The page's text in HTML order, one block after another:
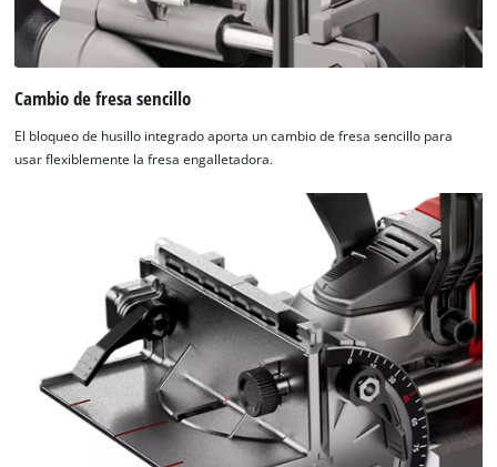
Cambio de fresa sencillo
El bloqueo de husillo integrado aporta un cambio de fresa sencillo para
usar flexiblemente la fresa engalletadora.